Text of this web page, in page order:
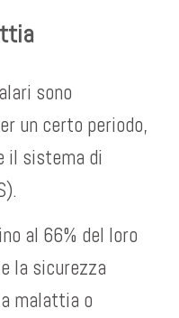
sono
un certo periodo,
il sistema di
al 66% del loro
la sicurezza
malattia o